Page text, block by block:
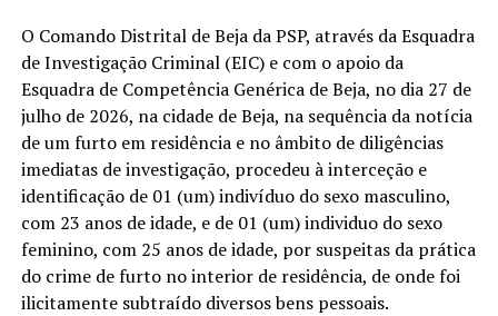
O Comando Distrital de Beja da PSP, através da Esquadra
de Investigação Criminal (EIC) e com o apoio da
Esquadra de Competência Genérica de Beja, no dia 27 de
julho de 2026, na cidade de Beja, na sequência da notícia
de um furto em residência e no âmbito de diligências
imediatas de investigação, procedeu à interceção e
identificação de 01 (um) indivíduo do sexo masculino,
com 23 anos de idade, e de 01 (um) individuo do sexo
feminino, com 25 anos de idade, por suspeitas da prática
do crime de furto no interior de residência, de onde foi
ilicitamente subtraído diversos bens pessoais.